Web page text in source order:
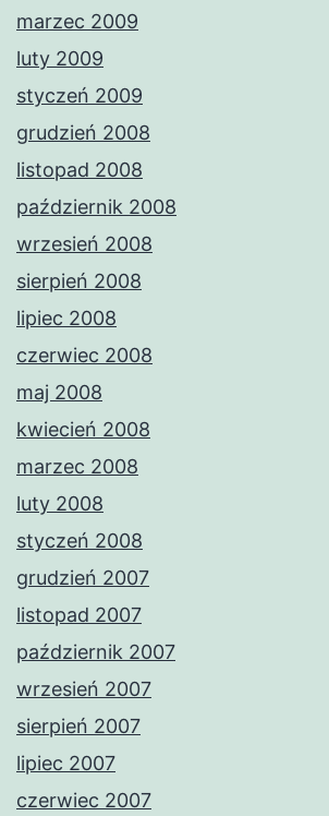
marzec 2009
luty 2009
styczeń 2009
grudzień 2008
listopad 2008
październik 2008
wrzesień 2008
sierpień 2008
lipiec 2008
czerwiec 2008
maj 2008
kwiecień 2008
marzec 2008
luty 2008
styczeń 2008
grudzień 2007
listopad 2007
październik 2007
wrzesień 2007
sierpień 2007
lipiec 2007
czerwiec 2007